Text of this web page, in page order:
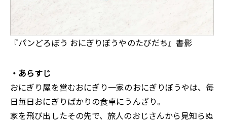
『パンどろぼう おにぎりぼうやのたびだち』書影
・あらすじ
おにぎり屋を営むおにぎり一家のおにぎりぼうやは、毎
日毎日おにぎりばかりの食卓にうんざり。
家を飛び出したその先で、旅人のおじさんから見知らぬ